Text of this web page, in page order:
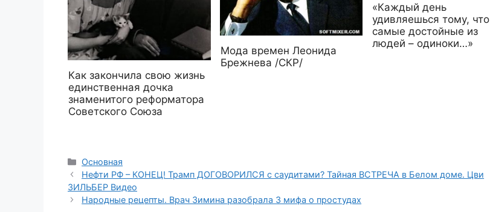
Как закончила свою жизнь
единственная дочка
знаменитого реформатора
Советского Союза
Мода времен Леонида
Брежнева /СКР/
«Каждый день
удивляешься тому, что
самые достойные из
людей – одиноки…»
Рубрики
Основная
Нефти РФ – КОНЕЦ! Трамп ДОГОВОРИЛСЯ с саудитами? Тайная ВСТРЕЧА в Белом доме. Цви
ЗИЛЬБЕР Видео
Народные рецепты. Врач Зимина разобрала 3 мифа о простудах